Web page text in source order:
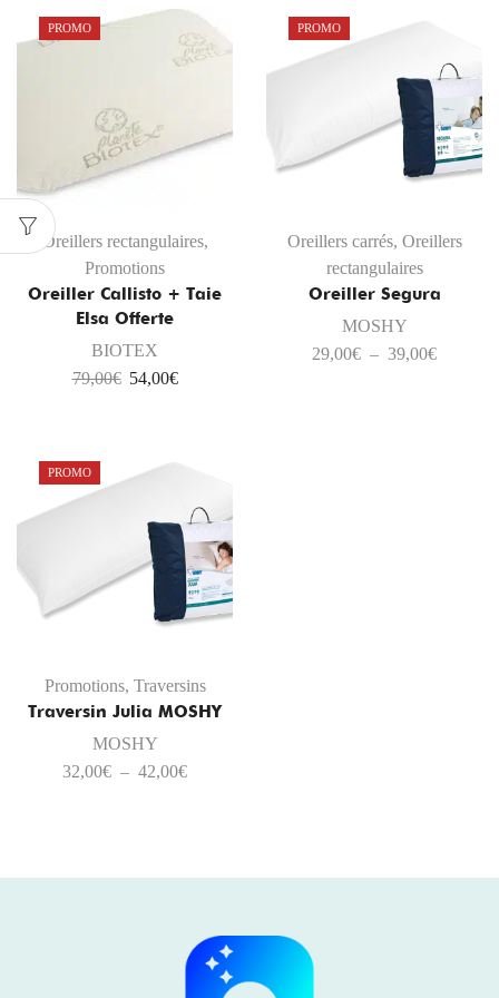
PROMO
Oreillers rectangulaires,
Promotions
Oreiller Callisto + Taie
Elsa Offerte
BIOTEX
79,00€ 54,00€
PROMO
Oreillers carrés, Oreillers
rectangulaires
Oreiller Segura
MOSHY
29,00€ – 39,00€
PROMO
Promotions, Traversins
Traversin Julia MOSHY
MOSHY
32,00€ – 42,00€